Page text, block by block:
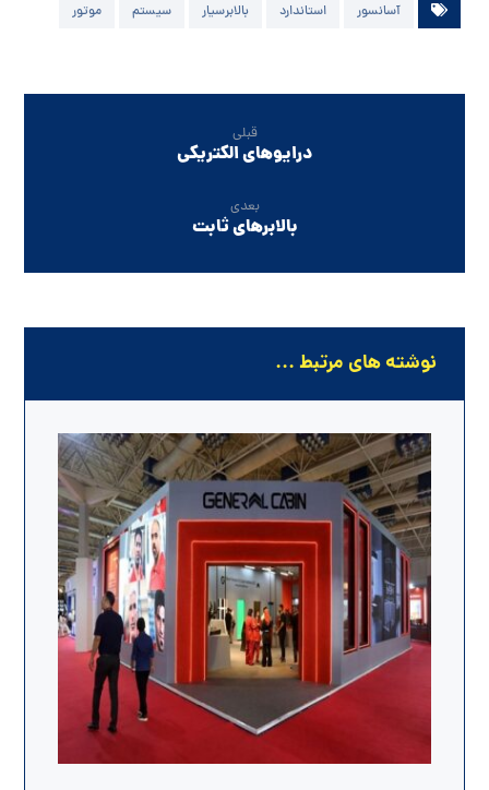
آسانسور استاندارد بالابرسیار سیستم موتور
قبلی
درایوهای الکتریکی
بعدی
بالابرهای ثابت
نوشته های مرتبط ...